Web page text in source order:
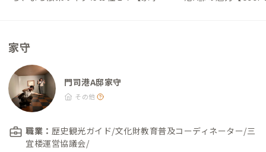
家守
門司港A邸家守
その他
職業： 歴史観光ガイド/文化財教育普及コーディネーター/三
宜楼運営協議会/